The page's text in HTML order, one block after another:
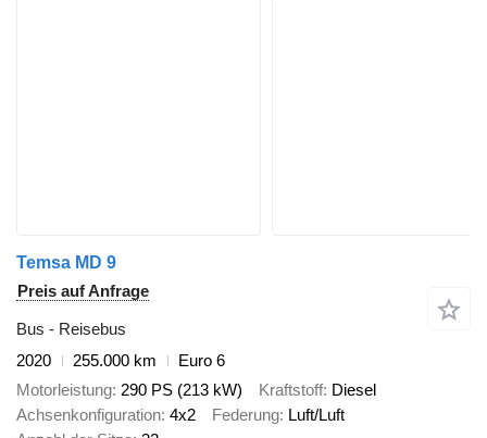
Temsa MD 9
Preis auf Anfrage
Bus - Reisebus
2020
255.000 km
Euro 6
Motorleistung 290 PS (213 kW) Kraftstoff Diesel
Achsenkonfiguration 4x2 Federung Luft/Luft